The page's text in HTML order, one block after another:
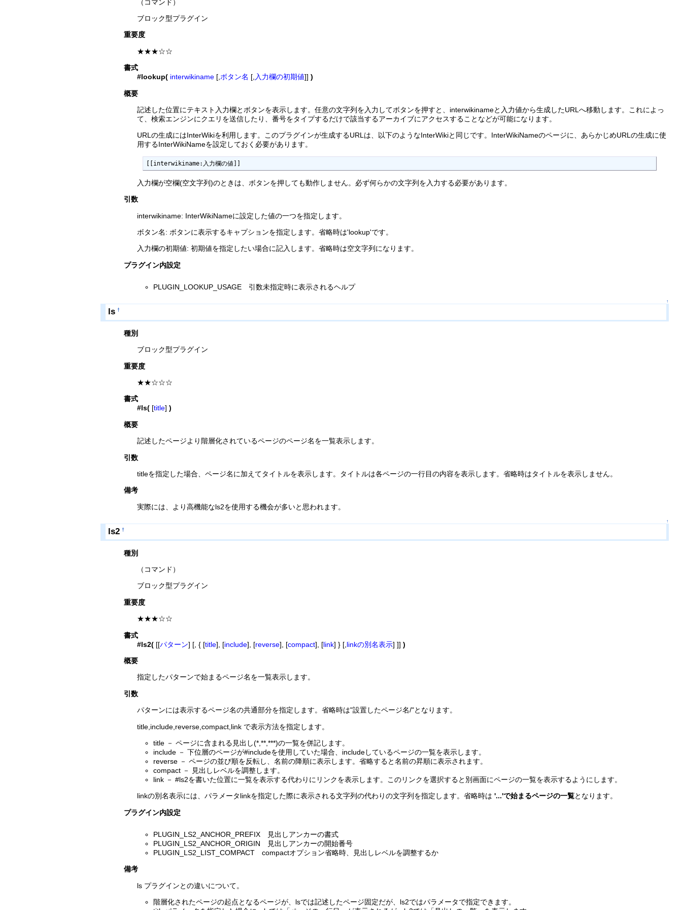
（コマンド）
ブロック型プラグイン
重要度
★★★☆☆
書式
#lookup( interwikiname[,ボタン名 [,入力欄の初期値]] )
概要
記述した位置にテキスト入力欄とボタンを表示します。任意の文字列を入力してボタンを押すと、interwikinameと入力値から生成したURLへ移動します。これによっ
て、検索エンジンにクエリを送信したり、番号をタイプするだけで該当するアーカイブにアクセスすることなどが可能になります。
URLの生成にはInterWikiを利用します。このプラグインが生成するURLは、以下のようなInterWikiと同じです。InterWikiNameのページに、あらかじめURLの生成に使
用するInterWikiNameを設定しておく必要があります。
[[interwikiname:入力欄の値]]
入力欄が空欄(空文字列)のときは、ボタンを押しても動作しません。必ず何らかの文字列を入力する必要があります。
引数
interwikiname: InterWikiNameに設定した値の一つを指定します。
ボタン名: ボタンに表示するキャプションを指定します。省略時は'lookup'です。
入力欄の初期値: 初期値を指定したい場合に記入します。省略時は空文字列になります。
プラグイン内設定
PLUGIN_LOOKUP_USAGE 引数未指定時に表示されるヘルプ
↑
ls †
種別
ブロック型プラグイン
重要度
★★☆☆☆
書式
#ls([title] )
概要
記述したページより階層化されているページのページ名を一覧表示します。
引数
titleを指定した場合、ページ名に加えてタイトルを表示します。タイトルは各ページの一行目の内容を表示します。省略時はタイトルを表示しません。
備考
実際には、より高機能なls2を使用する機会が多いと思われます。
↑
ls2 †
種別
（コマンド）
ブロック型プラグイン
重要度
★★★☆☆
書式
#ls2([[パターン] [, { [title], [include], [reverse], [compact], [link] } [, linkの別名表示] ]] )
概要
指定したパターンで始まるページ名を一覧表示します。
引数
パターンには表示するページ名の共通部分を指定します。省略時は"設置したページ名/"となります。
title,include,reverse,compact,link で表示方法を指定します。
title － ページに含まれる見出し(*,**,***)の一覧を併記します。
include － 下位層のページが#includeを使用していた場合、includeしているページの一覧を表示します。
reverse － ページの並び順を反転し、名前の降順に表示します。省略すると名前の昇順に表示されます。
compact － 見出しレベルを調整します。
link － #ls2を書いた位置に一覧を表示する代わりにリンクを表示します。このリンクを選択すると別画面にページの一覧を表示するようにします。
linkの別名表示には、パラメータlinkを指定した際に表示される文字列の代わりの文字列を指定します。省略時は '...'で始まるページの一覧となります。
プラグイン内設定
PLUGIN_LS2_ANCHOR_PREFIX 見出しアンカーの書式
PLUGIN_LS2_ANCHOR_ORIGIN 見出しアンカーの開始番号
PLUGIN_LS2_LIST_COMPACT compactオプション省略時、見出しレベルを調整するか
備考
ls プラグインとの違いについて。
階層化されたページの起点となるページが、lsでは記述したページ固定だが、ls2ではパラメータで指定できます。